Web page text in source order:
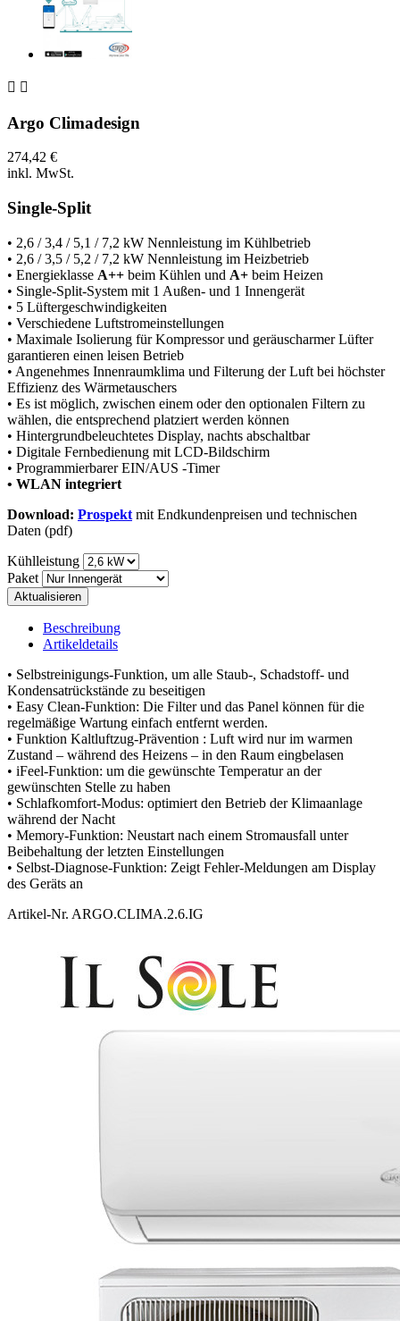
 
Argo Climadesign
274,42 €
inkl. MwSt.
Single-Split
• 2,6 / 3,4 / 5,1 / 7,2 kW Nennleistung im Kühlbetrieb
• 2,6 / 3,5 / 5,2 / 7,2 kW Nennleistung im Heizbetrieb
• Energieklasse A++ beim Kühlen und A+ beim Heizen
• Single-Split-System mit 1 Außen- und 1 Innengerät
• 5 Lüftergeschwindigkeiten
• Verschiedene Luftstromeinstellungen
• Maximale Isolierung für Kompressor und geräuscharmer Lüfter
garantieren einen leisen Betrieb
• Angenehmes Innenraumklima und Filterung der Luft bei höchster
Effizienz des Wärmetauschers
• Es ist möglich, zwischen einem oder den optionalen Filtern zu
wählen, die entsprechend platziert werden können
• Hintergrundbeleuchtetes Display, nachts abschaltbar
• Digitale Fernbedienung mit LCD-Bildschirm
• Programmierbarer EIN/AUS -Timer
• WLAN integriert
Download: Prospekt mit Endkundenpreisen und technischen
Daten (pdf)
Kühlleistung
Paket
Beschreibung
Artikeldetails
• Selbstreinigungs-Funktion, um alle Staub-, Schadstoff- und
Kondensatrückstände zu beseitigen
• Easy Clean-Funktion: Die Filter und das Panel können für die
regelmäßige Wartung einfach entfernt werden.
• Funktion Kaltluftzug-Prävention : Luft wird nur im warmen
Zustand – während des Heizens – in den Raum eingbelasen
• iFeel-Funktion: um die gewünschte Temperatur an der
gewünschten Stelle zu haben
• Schlafkomfort-Modus: optimiert den Betrieb der Klimaanlage
während der Nacht
• Memory-Funktion: Neustart nach einem Stromausfall unter
Beibehaltung der letzten Einstellungen
• Selbst-Diagnose-Funktion: Zeigt Fehler-Meldungen am Display
des Geräts an
Artikel-Nr. ARGO.CLIMA.2.6.IG